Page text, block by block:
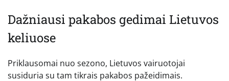
Dažniausi pakabos gedimai Lietuvos
keliuose
Priklausomai nuo sezono, Lietuvos vairuotojai
susiduria su tam tikrais pakabos pažeidimais.